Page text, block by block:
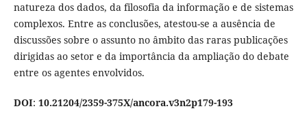
natureza dos dados, da filosofia da informação e de sistemas
complexos. Entre as conclusões, atestou-se a ausência de
discussões sobre o assunto no âmbito das raras publicações
dirigidas ao setor e da importância da ampliação do debate
entre os agentes envolvidos.
DOI: 10.21204/2359-375X/ancora.v3n2p179-193